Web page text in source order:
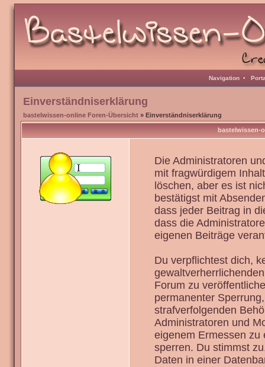
Navigation •
Einverständniserklärung
bastelwissen-online Foren-Übersicht » Einverständniserklärung
bastelwissen-
Die Administratoren
mit fragwürdigem
löschen, aber es ist
bestätigst mit
dass jeder Beitrag in
dass die
eigenen Beiträge
Du verpflichtest dich,
Forum zu
permanenter
strafverfolgenden
Administratoren und
eigenem Ermessen zu
sperren. Du stimmst
Daten in einer